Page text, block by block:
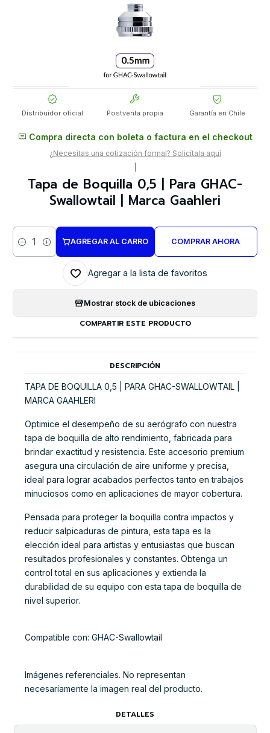
Distribuidor oficial Postventa propia Garantía en Chile
Compra directa con boleta o factura en el checkout
¿Necesitas una cotización formal? Solicítala aquí
Tapa de Boquilla 0,5 | Para GHAC-
Swallowtail | Marca Gaahleri
Cantidad
AGREGAR AL CARRO COMPRAR AHORA
Agregar a la lista de favoritos
Mostrar stock de ubicaciones
COMPARTIR ESTE PRODUCTO
DESCRIPCIÓN
TAPA DE BOQUILLA 0,5 | PARA GHAC-SWALLOWTAIL |
MARCA GAAHLERI
Optimice el desempeño de su aerógrafo con nuestra
tapa de boquilla de alto rendimiento, fabricada para
brindar exactitud y resistencia. Este accesorio premium
asegura una circulación de aire uniforme y precisa,
ideal para lograr acabados perfectos tanto en trabajos
minuciosos como en aplicaciones de mayor cobertura.
Pensada para proteger la boquilla contra impactos y
reducir salpicaduras de pintura, esta tapa es la
elección ideal para artistas y entusiastas que buscan
resultados profesionales y constantes. Obtenga un
control total en sus aplicaciones y extienda la
durabilidad de su equipo con esta tapa de boquilla de
nivel superior.
Compatible con: GHAC-Swallowtail
Imágenes referenciales. No representan
necesariamente la imagen real del producto.
DETALLES